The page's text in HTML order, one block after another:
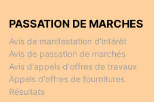
PASSATION DE MARCHES
Avis de manifestation d'intérêt
Avis de passation de marchés
Avis d'appels d'offres de travaux
Appels d'offres de fournitures
Résultats